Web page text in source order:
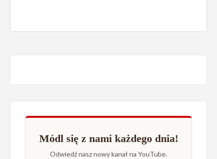
Módl się z nami każdego dnia!
Odwiedź nasz nowy kanał na YouTube.